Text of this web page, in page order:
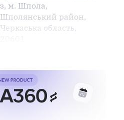
з, м. Шпола,
Шполянський район,
Черкаська область,